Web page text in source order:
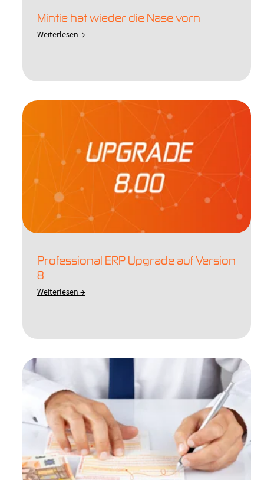
Mintie hat wieder die Nase vorn
Weiterlesen →
Professional ERP Upgrade auf Version
8
Weiterlesen →